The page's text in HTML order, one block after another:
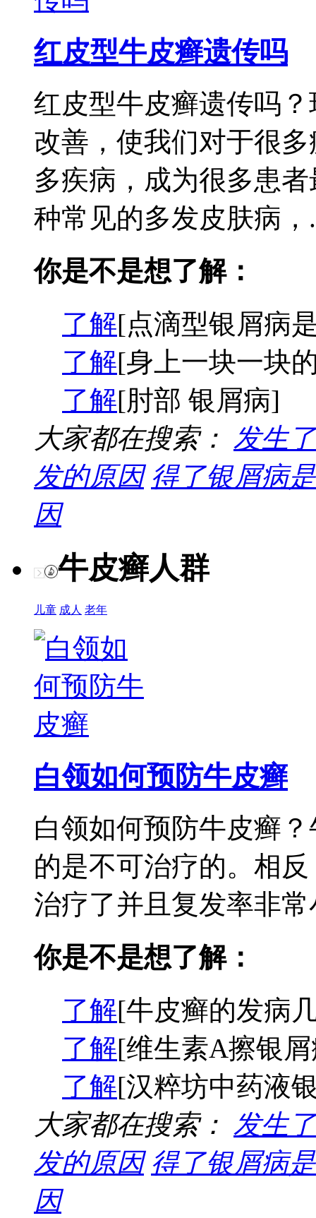
红皮型牛皮癣遗传吗
红皮型牛皮癣遗传吗
改善，使我们对于很
多疾病，成为很多患
种常见的多发皮肤病
你是不是想了解：
了解[点滴型银屑病
了解[身上一块一块
了解[肘部 银屑病]
大家都在搜索： 发生
发的原因 得了银屑病
因
牛皮癣人群
儿童 成人 老年
白领如何预防牛皮癣
白领如何预防牛皮癣
的是不可治疗的。相
治疗了并且复发率非
你是不是想了解：
了解[牛皮癣的发病
了解[维生素A擦银
了解[汉粹坊中药液
大家都在搜索： 发生
发的原因 得了银屑病
因